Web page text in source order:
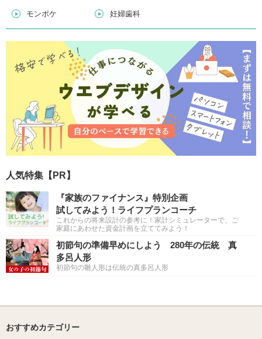
モンポケ 妊婦歯科
人気特集【PR】
『家族のファイナンス』特別企画
試してみよう！ライフプランコーチ
これからの将来設計の参考に！家計シミュレーターで、ご
家庭にあわせた資金計画を立ててみよう！
初節句の準備早めにしよう 280年の伝統 真
多呂人形
初節句の雛人形は伝統の真多呂人形
おすすめカテゴリー